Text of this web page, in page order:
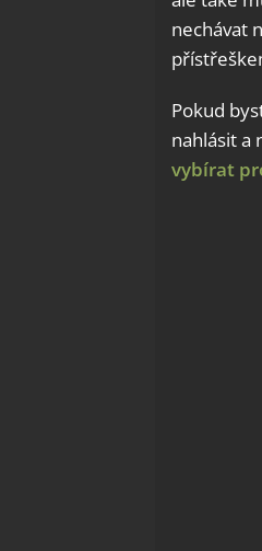
nechávat
Pokud
nahlásit a
vybírat